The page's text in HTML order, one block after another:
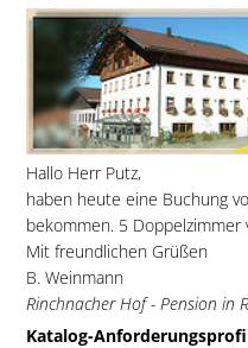
Hallo Herr Putz,
haben heute eine Buchung
bekommen. 5 Doppelzimmer
Mit freundlichen Grüßen
B. Weinmann
Rinchnacher Hof - Pension in
Katalog-